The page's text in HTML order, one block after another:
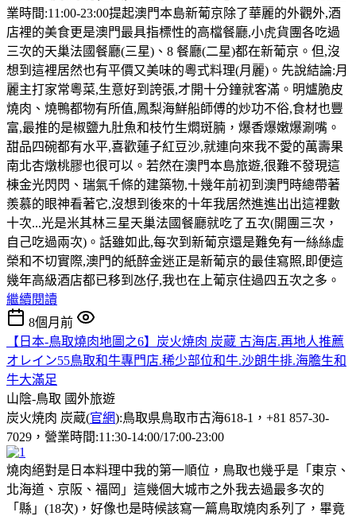
業時間:11:00-23:00提起澳門本島新葡京除了華麗的外觀外,酒
店裡的美食更是澳門最具指標性的高檔餐廳,小虎貨團各吃過
三次的天巢法國餐廳(三星)、8 餐廳(二星)都在新葡京。但,沒
想到這裡居然也有平價又美味的粵式料理(月麗)。先說結論:月
麗主打家常粵菜,生意好到誇張,才開十分鐘就客滿。明爐脆皮
燒肉、燒鴨都物有所值,鳳梨海鮮船師傅的炒功不俗,食材也豐
富,最推的是椒鹽九肚魚和枝竹生燜斑腩，爆香爆嫩爆涮嘴。
甜品四碗都有水平,喜歡蓮子紅豆沙,就連向來我不愛的萬壽果
南北杏燉桃膠也很可以。若然在澳門本島旅遊,很難不發現這
棟金光閃閃、瑞氣千條的建築物,十幾年前初到澳門時總帶著
羨慕的眼神看著它,沒想到後來的十年我居然進進出出這裡數
十次...光是米其林三星天巢法國餐廳就吃了五次(開團三次，
自己吃過兩次)。話雖如此,每次到新葡京還是難免有一絲絲虛
榮和不切實際,澳門的紙醉金迷正是新葡京的最佳寫照,即便這
幾年高級酒店都已移到氹仔,我也在上葡京住過四五次之多。
繼續閱讀
8個月前
【日本-鳥取燒肉地圖之6】炭火焼肉 炭蔵 古海店.再地人推薦
オレイン55鳥取和牛專門店.稀少部位和牛.沙朗牛排.海膽生和
牛大滿足
山陰-鳥取 國外旅遊
炭火焼肉 炭蔵(官網):鳥取県鳥取市古海618-1，+81 857-30-
7029，營業時間:11:30-14:00/17:00-23:00
燒肉絕對是日本料理中我的第一順位，鳥取也幾乎是「東京、
北海道、京阪、福岡」這幾個大城市之外我去過最多次的
「縣」(18次)，好像也是時候該寫一篇鳥取燒肉系列了，畢竟